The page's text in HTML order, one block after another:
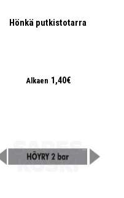
Hönkä putkistotarra
Alkaen 1,40€